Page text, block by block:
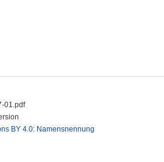
01.pdf
BY 4.0: Namensnennung